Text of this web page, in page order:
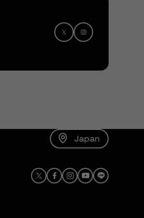
Japan
X Facebook
Instagram
Youtube